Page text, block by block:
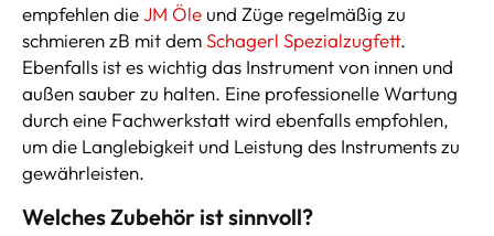
empfehlen dieJM Öle und Züge regelmäßig zu
schmieren zB mit demSchagerl Spezialzugfett.
Ebenfalls ist es wichtig das Instrument von innen und
außen sauber zu halten. Eine professionelle Wartung
durch eine Fachwerkstatt wird ebenfalls empfohlen,
um die Langlebigkeit und Leistung des Instruments zu
gewährleisten.
Welches Zubehör ist sinnvoll?